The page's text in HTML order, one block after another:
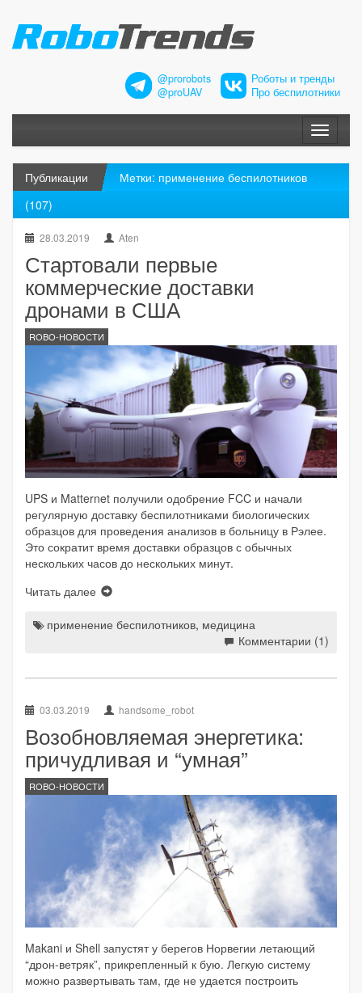
@prorobots
@proUAV
Роботы и тренды
Про беспилотники
Меню
Публикации
Метки: применение беспилотников
(107)
28.03.2019 Aten
Стартовали первые
коммерческие доставки
дронами в США
ROBO-НОВОСТИ
UPS и Matternet получили одобрение FCC и начали
регулярную доставку беспилотниками биологических
образцов для проведения анализов в больницу в Рэлее.
Это сократит время доставки образцов с обычных
нескольких часов до нескольких минут.
Читать далее
применение беспилотников, медицина
Комментарии (1)
03.03.2019 handsome_robot
Возобновляемая энергетика:
причудливая и “умная”
ROBO-НОВОСТИ
Makani и Shell запустят у берегов Норвегии летающий
“дрон-ветряк”, прикрепленный к бую. Легкую систему
можно развертывать там, где не удается построить